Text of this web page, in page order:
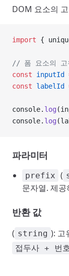
DOM 요소의
import {
// 폼 요소의 고
const inputId
const labelId
console. log
console. log
파라미터
prefix (
문자열. 제
반환 값
( string ): 고
접두사 + 번